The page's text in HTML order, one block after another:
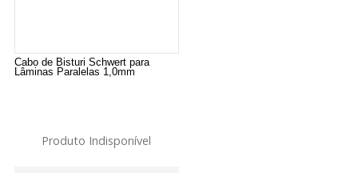
Cabo de Bisturi Schwert para
Lâminas Paralelas 1,0mm
Produto Indisponível